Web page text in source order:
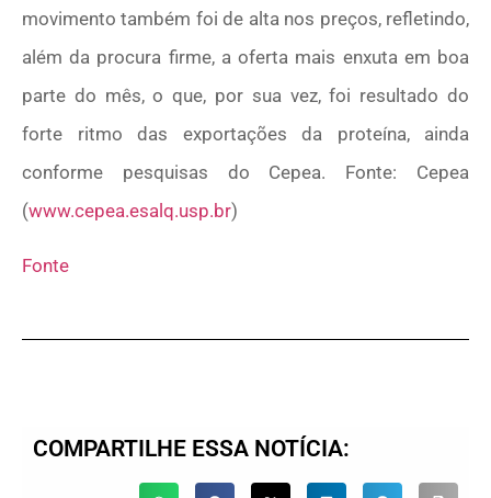
movimento também foi de alta nos preços, refletindo,
além da procura firme, a oferta mais enxuta em boa
parte do mês, o que, por sua vez, foi resultado do
forte ritmo das exportações da proteína, ainda
conforme pesquisas do Cepea. Fonte: Cepea
(www.cepea.esalq.usp.br)
Fonte
COMPARTILHE ESSA NOTÍCIA: